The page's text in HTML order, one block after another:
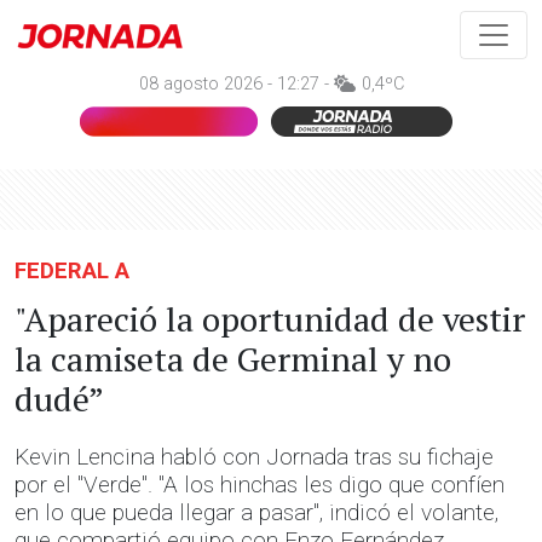
08 agosto 2026 - 12:27 - 0,4ºC
FEDERAL A
"Apareció la oportunidad de vestir
la camiseta de Germinal y no
dudé”
Kevin Lencina habló con Jornada tras su fichaje
por el "Verde". "A los hinchas les digo que confíen
en lo que pueda llegar a pasar", indicó el volante,